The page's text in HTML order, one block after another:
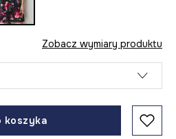
Zobacz wymiary produktu
koszyka